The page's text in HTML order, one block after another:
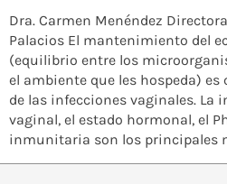
Dra. Carmen Menéndez
Palacios El mantenimiento del
(equilibrio entre los
el ambiente que les hospeda)
de las infecciones vaginales. La
vaginal, el estado hormonal, el
inmunitaria son los principales